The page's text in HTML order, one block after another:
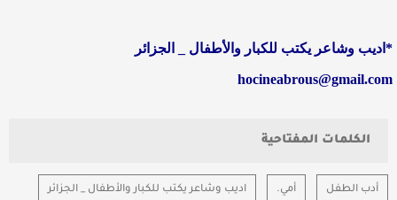
*اديب وشاعر يكتب للكبار والأطفال _ الجزائر
hocineabrous@gmail.com
الكلمات المفتاحية
أدب الطفل أمي. اديب وشاعر يكتب للكبار والأطفال _ الجزائر